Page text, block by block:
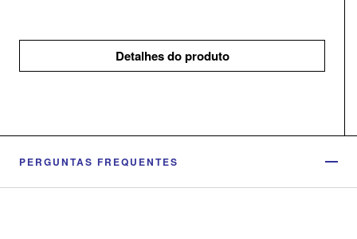
Detalhes do produto
PERGUNTAS FREQUENTES